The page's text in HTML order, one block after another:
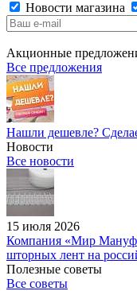
Новости магазина
Акционные
Все предложения
Нашли дешевле?
Новости
Все новости
15 июля 2026
Компания «Мир
шторных лент на
Полезные советы
Все советы